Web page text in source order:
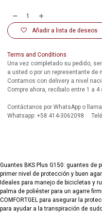
Añadir a lista de deseos
Terms and Conditions
Una vez completado su pedido,
a usted o por un representante de
Contamos con delivery a nivel
Compre ahora, recíbalo entre 1 a 4
Contáctanos por WhatsApp o
Whatsapp: +58 414-3062098
Guantes BKS Plus G150: guantes
primer nivel de protección y buen
Ideales para manejo de bicicletas y
palma de poliéster para un agarre
COMFORTGEL para asegurar la
para ayudar a la transpiración de